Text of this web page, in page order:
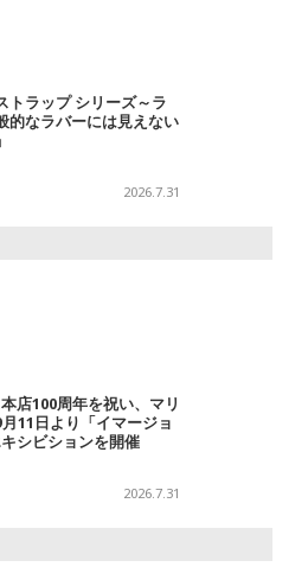
トラップ シリーズ～ラ
的なラバーには見えない
2026.7.31
店100周年を祝い、マリ
11日より「イマージョ
シビションを開催
2026.7.31